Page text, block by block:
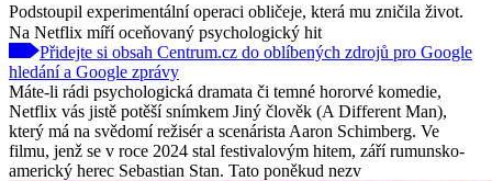
Podstoupil experimentální operaci obličeje, která mu zničila život.
Na Netflix míří oceňovaný psychologický hit
Přidejte si obsah Centrum.cz do oblíbených zdrojů pro Google
hledání a Google zprávy
Máte-li rádi psychologická dramata či temné hororvé komedie,
Netflix vás jistě potěší snímkem Jiný člověk (A Different Man),
který má na svědomí režisér a scenárista Aaron Schimberg. Ve
filmu, jenž se v roce 2024 stal festivalovým hitem, září rumunsko-
americký herec Sebastian Stan. Tato poněkud nezv